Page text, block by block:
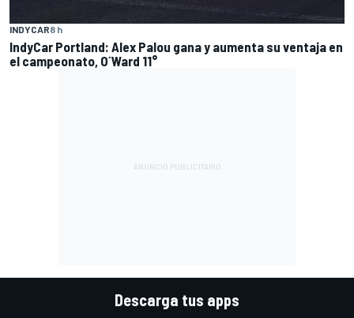
INDYCAR8 h
IndyCar Portland: Alex Palou gana y aumenta su ventaja en
el campeonato, O´Ward 11°
Descarga tus apps